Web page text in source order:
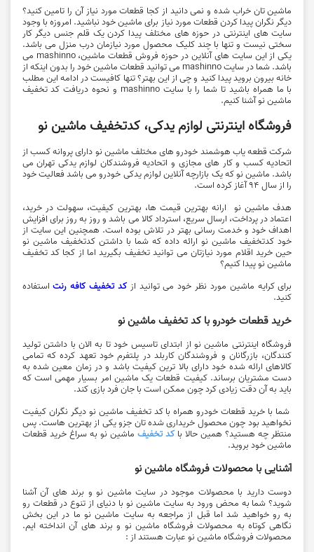
ماشین تان خراب شده و نمی دانید از کجا قطعات مورد نیاز آن را تامین کنید؟
دیگر نگران پیدا کردن قطعات مورد نیاز برای ماشین خود نباشید. امروزه با وجود
سایت های اینترنتی در حوزه های مختلف پیدا کردن یک قلم جنس دیگر کار
سختی نیست و تنها با چند کلیک محصول مورد نیازمان درب منزل می باشد.
یکی از این سایت های آنلاین در حوزه فروش قطعات ماشین، mashinno می
باشد. شما در سایت mashinno می توانید قطعات ماشین خود را بدون اینکه از
خانه بیرون بروید پیدا کنید و چی از این بهتر؟ تنها کافیست در ادامه این مطلب
با ما همراه باشید تا شما را با سایت mashinno و نحوه دریافت کد تخفیف
ماشین نو آشنا کنیم.
فروشگاه اینترنتی لوازم یدکی، کدتخفیف ماشین نو
شرکت قطعه یاب هوشمند خودرو های مختلف ماشین نو دارای پروانه کسب از
اتحادیه کسب و کار های مجازی و اتحادیه فروشندکان لوازم یدکی تهران می
باشد. ماشین نو که یک بازارچه آنلاین لوازم یدکی خودرو می باشد فعالیت خود
را از سال 94 آغاز کرده است.
هدف ماشین نو ارانه بهترین قیمت ها، بهترین کیفیت، سهولت در خرید،
اعتماد در پرداخت، ارسال سریع، استرداد کالا می باشد و روز به روز برای افزایش
اهداف خود و خدمت رسانی بهتر در تلاش بوده است. همچنین این سایت از
خود کدتخفیف ماشین نو ارائه داده که شما با داشتن کدتخفیف ماشین نو
حین خرید اقلام مورد نیازتان می توانید تخفیف بگیرید اما از کجا کد تخفیف
ماشین نو پیدا کنیم؟
برای کرایه ماشین مورد نظر خود می توانید ازکد تخفیف کافه رنتاستفاده
کنید.
خرید قطعات خودرو با كد تخفيف ماشين نو
فروشگاه اینترنتی ماشین نو از ابتدای تاسیس خود تا به الان با داشتن تولید
کنندگان، بازرگانان و فروشندگان کاربلد در پلتفرم خود تعهد کرده که تمامی
کالاهای ارائه شده خود دارای بالا ترین کیفیت باشد و در زمان معین شده به
دست مشتریان برساند. کیفیت قطعات یک ماشین امر بسیار مهمی است که
باید به آن دقت زیادی کرد چون ممکن است با جان فرد بازی کند.
شما با خرید قطعات خودرو همراه با كد تخفيف ماشين نو دیگر نگران کیفیت
نخواهید بود چون محصول خریداری شده تان جزو یکی از بهترین هاست. پس
منتظر چه هستید؟ همین حالا با كد تخفيف ماشين نو به سراغ خرید قطعات
ماشین خود بروید.
آشنایی با محصولات فروشگاه ماشین نو
دوست دارید با محصولات موجود در سایت ماشین نو و برند های آن آشنا
شوید؟ شما به محض ورود به سایت ماشین نو با دنیای از تنوع در قطعات رو
به رو خواهید شد اما قبل از مراجعه به سایت ماشین نو ما در این بخش
نگاهی کوتاه به محصولات فروشگاه ماشین نو و برند های آن انداخته ایم.
محصولات فروشگاه ماشین نو عبارت هستند از :